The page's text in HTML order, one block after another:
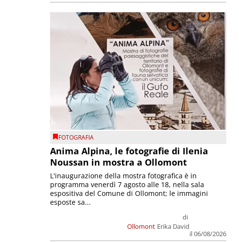
FOTOGRAFIA
Anima Alpina, le fotografie di Ilenia
Noussan in mostra a Ollomont
Ollomont
di
Erika David
il 06/08/2026
L'inaugurazione della mostra fotografica è in
programma venerdì 7 agosto alle 18, nella sala
espositiva del Comune di Ollomont; le immagini
esposte sa...